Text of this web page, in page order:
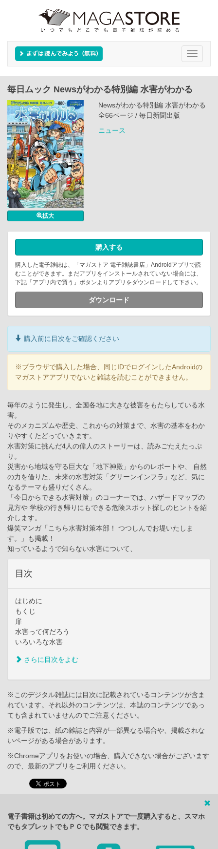
Toggle
毎日ムック Newsがわかる特別編 水害がわかる
拡大
Newsがわかる特別編 水害がわかる
全66ページ / 毎日新聞出版
ニュース
購入する
購入した電子雑誌は、「マガストア 電子雑誌書店」Androidアプリで読
むことができます。まだアプリをインストールされていない場合には、
下記「アプリ内で買う」ボタンよりアプリをダウンロードして下さい。
ダウンロード
購入前に目次をご確認ください
※ブラウザで購入した場合、同じIDでログインしたAndroidの
マガストアアプリでないと雑誌を読むことができません。
毎年のように発生し、全国各地に大きな被害をもたらしている水
害。
そのメカニズムや歴史、これからの対策まで、水害の基本をわか
りやすくたどっていきます。
水害対策に挑んだ4人の偉人のストーリーは、読みごたえたっぷ
り。
災害から地域を守る巨大な「地下神殿」からのレポートや、 自然
の力を借りた、未来の水害対策「グリーンインフラ」など、気に
なるテーマも盛りだくさん。
「今日からできる水害対策」のコーナーでは、ハザードマップの
見方や 学校の行き帰りにもできる危険スポット探しのヒントを紹
介します。
爆笑マンガ「こちら水害対策本部！ つつしんでお堤いたしま
す。」も掲載！
知っているようで知らない水害について、
目次
はじめに
もくじ
扉
水害って何だろう
いろいろな水害
さらに目次をよむ
※このデジタル雑誌には目次に記載されているコンテンツが含ま
れています。それ以外のコンテンツは、本誌のコンテンツであっ
ても含まれていませんのでご注意ください。
※電子版では、紙の雑誌と内容が一部異なる場合や、掲載されな
いページがある場合があります。
※Chromeアプリをお使いの場合、購入できない場合がございます
ので、最新のアプリをご利用ください。
電子書籍は初めての方へ。マガストアで一度購入すると、スマホ
でもタブレットでもＰＣでも閲覧できます。